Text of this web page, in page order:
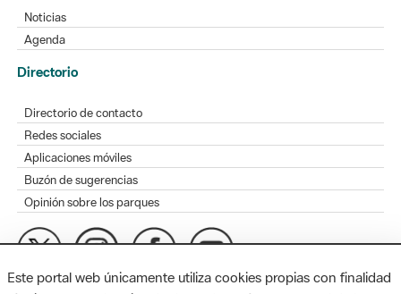
Noticias
Agenda
Directorio
Directorio de contacto
Redes sociales
Aplicaciones móviles
Buzón de sugerencias
Opinión sobre los parques
MAPA WEB
Este portal web únicamente utiliza cookies propias con finalidad